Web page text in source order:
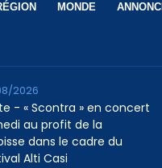
MONDE
- « Scontra » en concert
au profit de la
dans le cadre du
Alti Casi
2026